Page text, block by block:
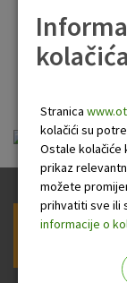
Globalna tržišta
O nama
Prijava na
kolačića
Stranica
kolačići su
Ostale kolačiće
prikaz
možete
prihvatiti sve ili
informacije o